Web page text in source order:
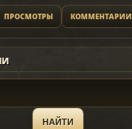
ПРОСМОТРЫ КОММЕНТАРИИ